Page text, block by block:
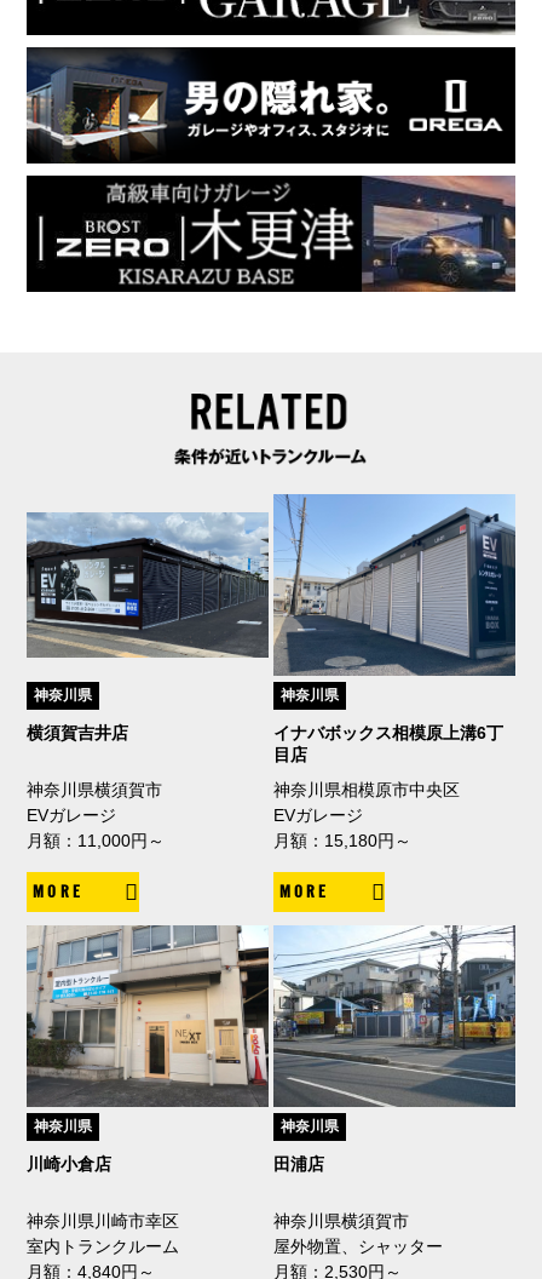
神奈川県
横須賀吉井店
神奈川県横須賀市
EVガレージ
月額：11,000円～
MORE
神奈川県
イナバボックス相模原上溝6丁
目店
神奈川県相模原市中央区
EVガレージ
月額：15,180円～
MORE
神奈川県
川崎小倉店
神奈川県川崎市幸区
室内トランクルーム
月額：4,840円～
神奈川県
田浦店
神奈川県横須賀市
屋外物置、シャッター
月額：2,530円～